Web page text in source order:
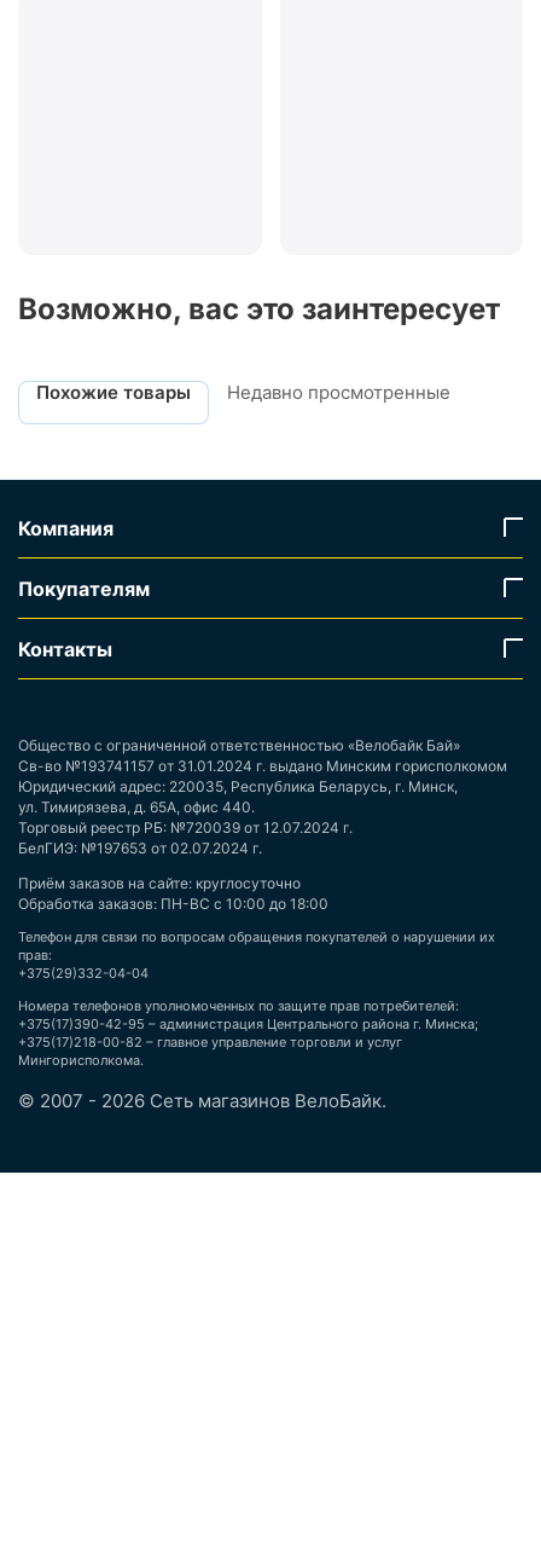
Возможно, вас это заинтересует
Похожие товары Недавно просмотренные
Компания
Покупателям
Контакты
Общество с ограниченной ответственностью «Велобайк Бай»
Св-во №193741157 от 31.01.2024 г. выдано Минским горисполкомом
Юридический адрес: 220035, Республика Беларусь, г. Минск,
ул. Тимирязева, д. 65А, офис 440.
Торговый реестр РБ: №720039 от 12.07.2024 г.
БелГИЭ: №197653 от 02.07.2024 г.
Приём заказов на сайте: круглосуточно
Обработка заказов: ПН-ВС с 10:00 до 18:00
Телефон для связи по вопросам обращения покупателей о нарушении их
прав:
+375(29)332-04-04
Номера телефонов уполномоченных по защите прав потребителей:
+375(17)390-42-95 – администрация Центрального района г. Минска;
+375(17)218-00-82 – главное управление торговли и услуг
Мингорисполкома.
© 2007 - 2026 Сеть магазинов ВелоБайк.